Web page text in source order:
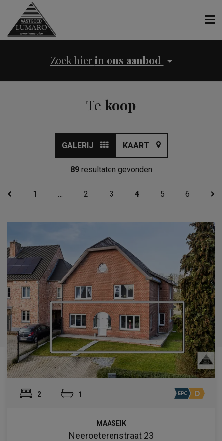
Zoek hierin ons aanbod
Te koop
GALERIJ KAART
89resultaten gevonden
1 … 2 3 4 5 6
2 1
MAASEIK
Neeroeterenstraat 23